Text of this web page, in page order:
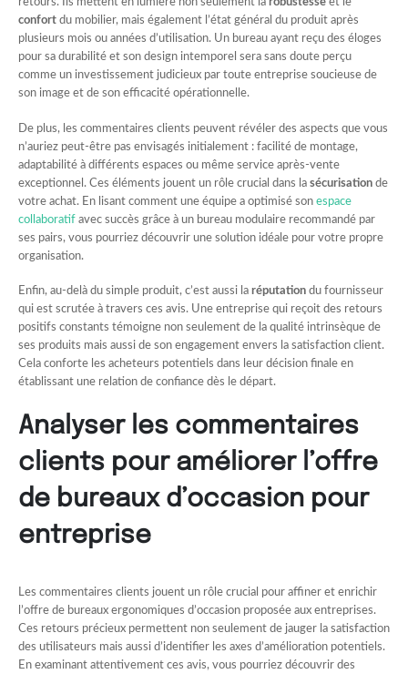
retours. Ils mettent en lumière non seulement la robustesse et le
confort du mobilier, mais également l’état général du produit après
plusieurs mois ou années d’utilisation. Un bureau ayant reçu des éloges
pour sa durabilité et son design intemporel sera sans doute perçu
comme un investissement judicieux par toute entreprise soucieuse de
son image et de son efficacité opérationnelle.
De plus, les commentaires clients peuvent révéler des aspects que vous
n’auriez peut-être pas envisagés initialement : facilité de montage,
adaptabilité à différents espaces ou même service après-vente
exceptionnel. Ces éléments jouent un rôle crucial dans la sécurisation de
votre achat. En lisant comment une équipe a optimisé son espace
collaboratif avec succès grâce à un bureau modulaire recommandé par
ses pairs, vous pourriez découvrir une solution idéale pour votre propre
organisation.
Enfin, au-delà du simple produit, c’est aussi la réputation du fournisseur
qui est scrutée à travers ces avis. Une entreprise qui reçoit des retours
positifs constants témoigne non seulement de la qualité intrinsèque de
ses produits mais aussi de son engagement envers la satisfaction client.
Cela conforte les acheteurs potentiels dans leur décision finale en
établissant une relation de confiance dès le départ.
Analyser les commentaires
clients pour améliorer l’offre
de bureaux d’occasion pour
entreprise
Les commentaires clients jouent un rôle crucial pour affiner et enrichir
l’offre de bureaux ergonomiques d’occasion proposée aux entreprises.
Ces retours précieux permettent non seulement de jauger la satisfaction
des utilisateurs mais aussi d’identifier les axes d’amélioration potentiels.
En examinant attentivement ces avis, vous pourriez découvrir des